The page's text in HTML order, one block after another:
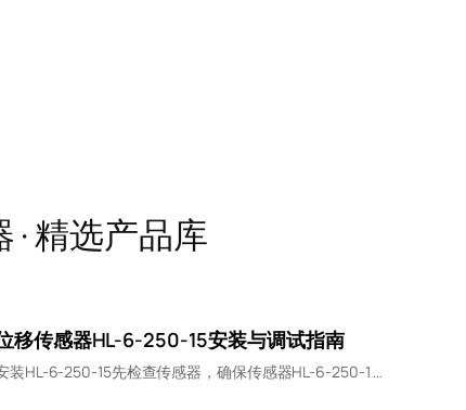
精选产品库
移传感器HL-6-250-15安装与调试指南
装HL-6-250-15先检查传感器，确保传感器HL-6-250-1 …